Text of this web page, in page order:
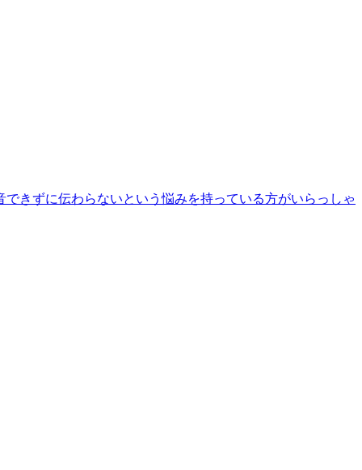
きずに伝わらないという悩みを持っている方がいらっしゃ